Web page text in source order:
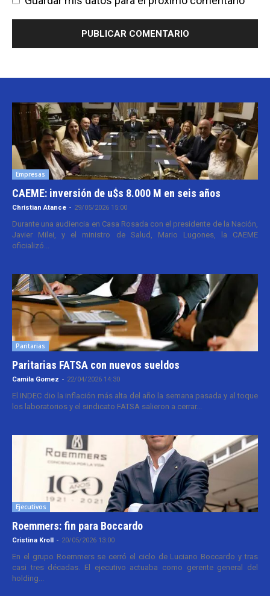
Empresas
CAEME: inversión de u$s 8.000 M en seis años
Christian Atance - 29/05/2026 15:00
Durante una audiencia en Casa Rosada con el presidente de la Nación,
Javier Milei, y el ministro de Salud, Mario Lugones, la CAEME
oficializó...
Paritarias
Paritarias FATSA con nuevos sueldos
Camila Gomez - 22/04/2026 14:30
El INDEC dio la inflación más alta del año la semana pasada y al toque
los laboratorios y el sindicato FATSA salieron a cerrar...
Ejecutivos
Roemmers: fin para Boccardo
Cristina Kroll - 20/05/2026 13:00
En el grupo Roemmers se cerró el ciclo de Luciano Boccardo y tras
casi tres décadas. El ejecutivo actuaba como gerente general del
holding...